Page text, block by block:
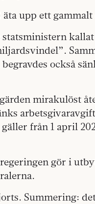
upp ett
också
mirakulöst
från 1 april
gör i
Summering: